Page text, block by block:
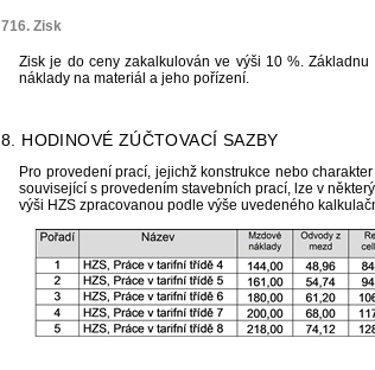
716. Zisk
Zisk je do ceny zakalkulován ve výši 10 %.
náklady na materiál a jeho pořízení.
8. HODINOVÉ ZÚČTOVACÍ SAZBY
Pro provedení prací, jejichž konstrukce nebo
související s provedením stavebních prací, lze v
výši HZS zpracovanou podle výše uvedeného